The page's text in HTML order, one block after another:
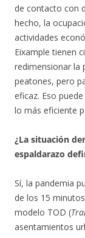
de contacto con
hecho, la
actividades
Eixample tienen
redimensionar la
peatones, pero
eficaz. Eso
lo más eficiente
¿La situación
espaldarazo
Sí, la pandemia
de los 15
modelo TOD (
asentamientos